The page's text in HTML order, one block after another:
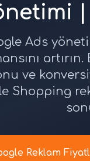
Ads
artırın.
ve
Shopping
Reklam